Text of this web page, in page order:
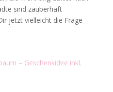
sind zauberhaft
jetzt vielleicht die Frage